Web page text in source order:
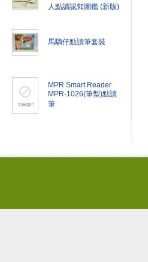
人點讀認知圖鑑 (新版)
馬騮仔點讀筆套裝
MPR Smart Reader
MPR-1026(筆型)點讀
筆